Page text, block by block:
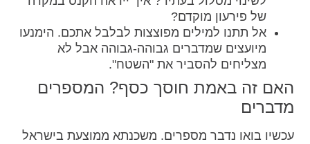
של פירעון מוקדם?
אל תתנו למילים מפוצצות לבלבל אתכם. הימנעו
מיועצים שמדברים גבוהה-גבוהה אבל לא
מצליחים להסביר את "השטח".
האם זה באמת חוסך כסף? המספרים
מדברים
עכשיו בואו נדבר מספרים. משכנתא ממוצעת בישראל